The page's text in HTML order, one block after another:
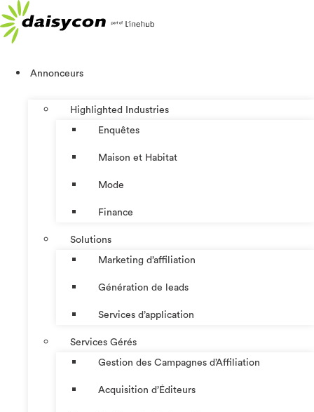
Aller
au
contenu
Annonceurs
Highlighted Industries
Enquêtes
Maison et Habitat
Mode
Finance
Solutions
Marketing d’affiliation
Génération de leads
Services d’application
Services Gérés
Gestion des Campagnes d’Affiliation​
Acquisition d’Éditeurs